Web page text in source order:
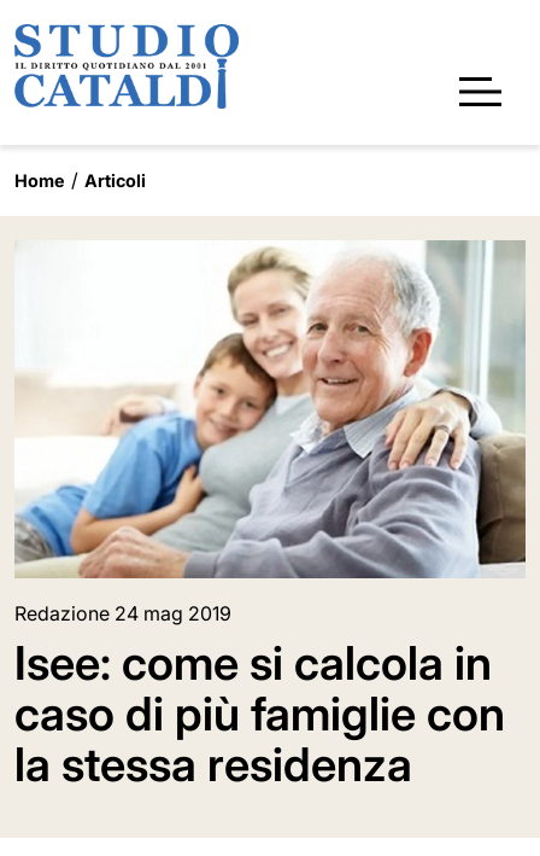
Home Articoli
Redazione 24 mag 2019
Isee: come si calcola in
caso di più famiglie con
la stessa residenza